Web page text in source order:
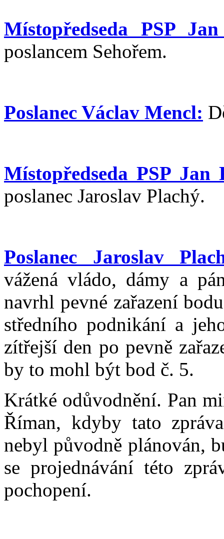
Místopředseda PSP
poslancem Sehořem.
Poslanec Václav Mencl:
Místopředseda PSP Jan
poslanec Jaroslav Plachý.
Poslanec Jaroslav
vážená vládo, dámy a
navrhl pevné zařazení
středního podnikání a
zítřejší den po pevně
by to mohl být bod č. 5.
Krátké odůvodnění. Pan
Říman, kdyby tato
nebyl původně plánován,
se projednávání této
pochopení.